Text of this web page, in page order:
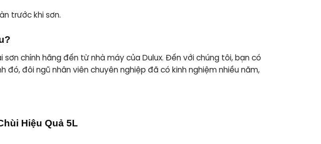
trước khi sơn.
chính hãng đến từ nhà máy của Dulux. Đến với chúng tôi, bạn có
đôi ngũ nhân viên chuyên nghiệp đã có kinh nghiệm nhiều năm,
Hiệu Quả 5L